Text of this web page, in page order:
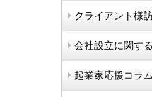
クライアント様
会社設立に関す
起業家応援コラ